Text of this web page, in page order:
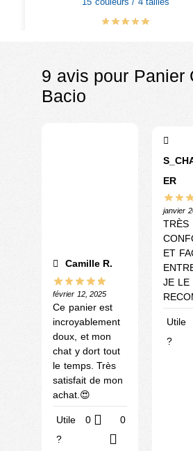
9 avis pour Panier
Bacio
Camille R.
février 12, 2025
Ce panier est
incroyablement
doux, et mon
chat y dort tout
le temps. Très
satisfait de mon
achat.😍
Utile
?
0 0
ER
janvier
TRÈS
ET
JE LE
Utile
?